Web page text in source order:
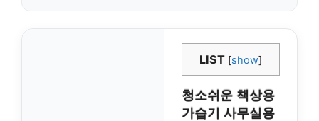
LIST [show]
청소쉬운 책상용
가습기 사무실용